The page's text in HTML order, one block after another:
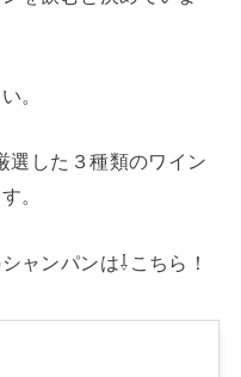
。
選した３種類のワイン
。
ャンパンは⇩こちら！